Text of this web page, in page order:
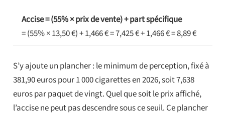
Accise = (55% × prix de vente) + part spécifique
= (55% × 13,50 €) + 1,466 € = 7,425 € + 1,466 € = 8,89 €
S’y ajoute un plancher : le minimum de perception, fixé à
381,90 euros pour 1 000 cigarettes en 2026, soit 7,638
euros par paquet de vingt. Quel que soit le prix affiché,
l’accise ne peut pas descendre sous ce seuil. Ce plancher